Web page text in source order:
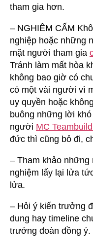
tham gia hơn.
– NGHIÊM CẤM
nghiệp hoặc những
mặt người tham gia
Tránh làm mất hòa
không bao giờ có
có một vài người vì
uy quyền hoặc
buông những lời
người MC
đức thì cũng bỏ đi,
– Tham khảo
nghiệm lấy lại lửa
lửa.
– Hỏi ý kiến trưởng
dung hay timeline
trưởng đoàn đồng ý.